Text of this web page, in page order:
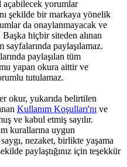
açabilecek yorumlar
şekilde bir markaya yönelik
da onaylanmayacak ve
hiçbir siteden alınan
paylaşılamaz.
paylaşılan tüm
yapan okura aittir ve
tutulamaz.
okur, yukarıda belirtilen
Kullanım Koşulları'nı ve
ve kabul etmiş sayılır.
kurallarına uygun
nezaket, birlikte yaşama
paylaştığınız için teşekkür